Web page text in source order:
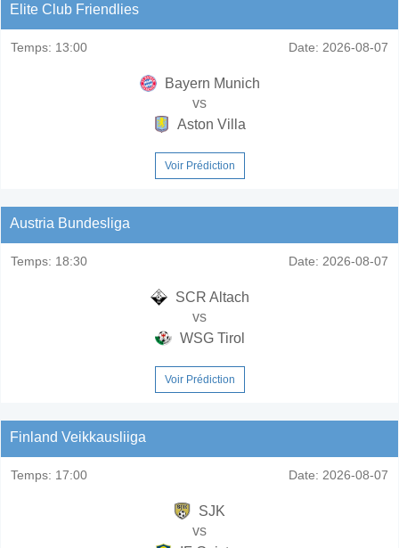
Elite Club Friendlies
Temps: 13:00 Date: 2026-08-07
Bayern Munich
vs
Aston Villa
Voir Prédiction
Austria Bundesliga
Temps: 18:30 Date: 2026-08-07
SCR Altach
vs
WSG Tirol
Voir Prédiction
Finland Veikkausliiga
Temps: 17:00 Date: 2026-08-07
SJK
vs